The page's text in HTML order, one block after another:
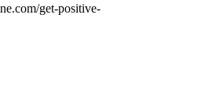
get-positive-